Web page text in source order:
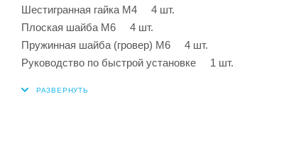
Шестигранная гайка M4 4 шт.
Плоская шайба М6 4 шт.
Пружинная шайба (гровер) М6 4 шт.
Руководство по быстрой установке 1 шт.